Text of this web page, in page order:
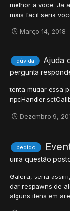
melhor á voce. Ja
mais facil seria
Março 14, 2018
dúvida Ajuda
pergunta
tenta mudar essa
Dezembro 9,
pedido
uma questão
Galera, seria
dar respawns de
alguns itens em